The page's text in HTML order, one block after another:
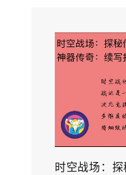
时空战场：